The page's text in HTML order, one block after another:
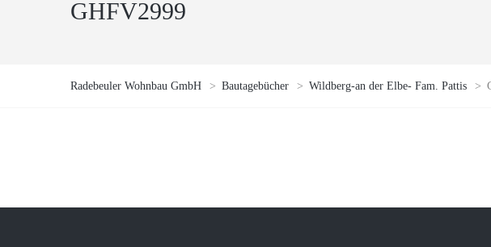
GHFV2999
Radebeuler Wohnbau GmbH > Bautagebücher > Wildberg-an der Elbe- Fam. Pattis >